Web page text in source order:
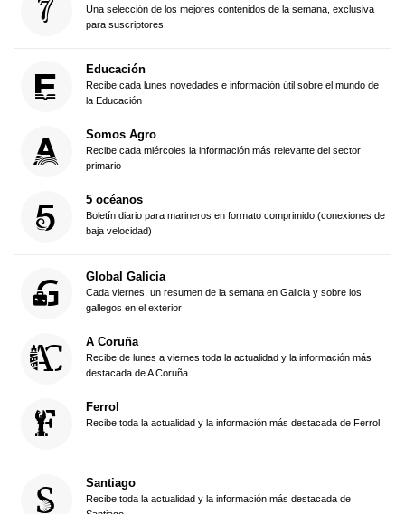
Una selección de los mejores contenidos de la semana, exclusiva
para suscriptores
Educación
Recibe cada lunes novedades e información útil sobre el mundo de
la Educación
Somos Agro
Recibe cada miércoles la información más relevante del sector
primario
5 océanos
Boletín diario para marineros en formato comprimido (conexiones de
baja velocidad)
Global Galicia
Cada viernes, un resumen de la semana en Galicia y sobre los
gallegos en el exterior
A Coruña
Recibe de lunes a viernes toda la actualidad y la información más
destacada de A Coruña
Ferrol
Recibe toda la actualidad y la información más destacada de Ferrol
Santiago
Recibe toda la actualidad y la información más destacada de